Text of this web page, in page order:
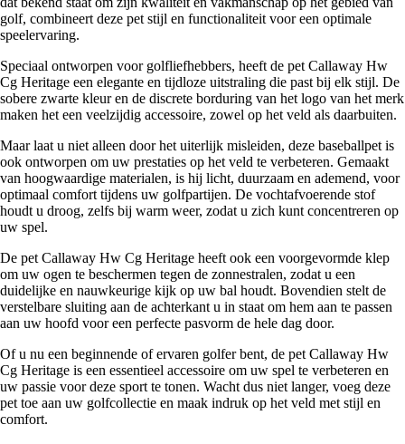
golf, combineert deze pet stijl en functionaliteit voor een optimale
speelervaring.
Speciaal ontworpen voor golfliefhebbers, heeft de pet Callaway Hw
Cg Heritage een elegante en tijdloze uitstraling die past bij elk stijl. De
sobere zwarte kleur en de discrete borduring van het logo van het merk
maken het een veelzijdig accessoire, zowel op het veld als daarbuiten.
Maar laat u niet alleen door het uiterlijk misleiden, deze baseballpet is
ook ontworpen om uw prestaties op het veld te verbeteren. Gemaakt
van hoogwaardige materialen, is hij licht, duurzaam en ademend, voor
optimaal comfort tijdens uw golfpartijen. De vochtafvoerende stof
houdt u droog, zelfs bij warm weer, zodat u zich kunt concentreren op
uw spel.
De pet Callaway Hw Cg Heritage heeft ook een voorgevormde klep
om uw ogen te beschermen tegen de zonnestralen, zodat u een
duidelijke en nauwkeurige kijk op uw bal houdt. Bovendien stelt de
verstelbare sluiting aan de achterkant u in staat om hem aan te passen
aan uw hoofd voor een perfecte pasvorm de hele dag door.
Of u nu een beginnende of ervaren golfer bent, de pet Callaway Hw
Cg Heritage is een essentieel accessoire om uw spel te verbeteren en
uw passie voor deze sport te tonen. Wacht dus niet langer, voeg deze
pet toe aan uw golfcollectie en maak indruk op het veld met stijl en
comfort.